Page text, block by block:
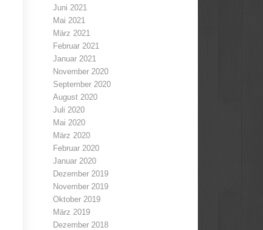
Juni 2021
Mai 2021
März 2021
Februar 2021
Januar 2021
November 2020
September 2020
August 2020
Juli 2020
Mai 2020
März 2020
Februar 2020
Januar 2020
Dezember 2019
November 2019
Oktober 2019
März 2019
Dezember 2018